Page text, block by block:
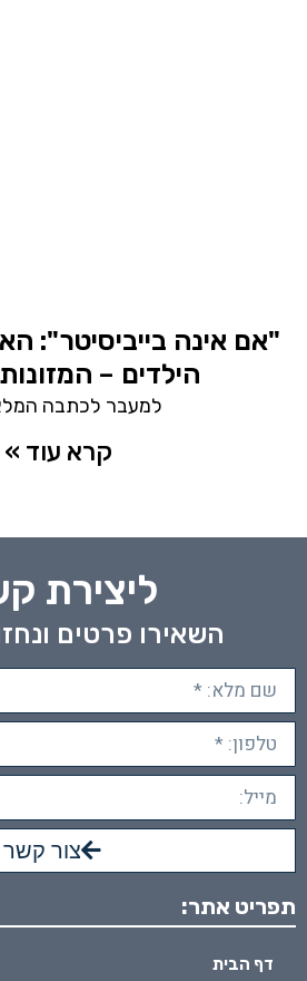
"אם אינה בייביסיטר":
הילדים –
למעבר לכתבה
קרא עוד »
ליצירת
השאירו פרטים
צור קשר
תפריט אתר:
דף הבית